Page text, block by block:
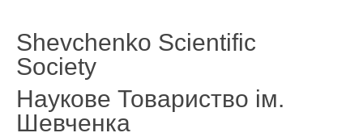
Shevchenko Scientific
Society
Наукове Товариство ім.
Шевченка